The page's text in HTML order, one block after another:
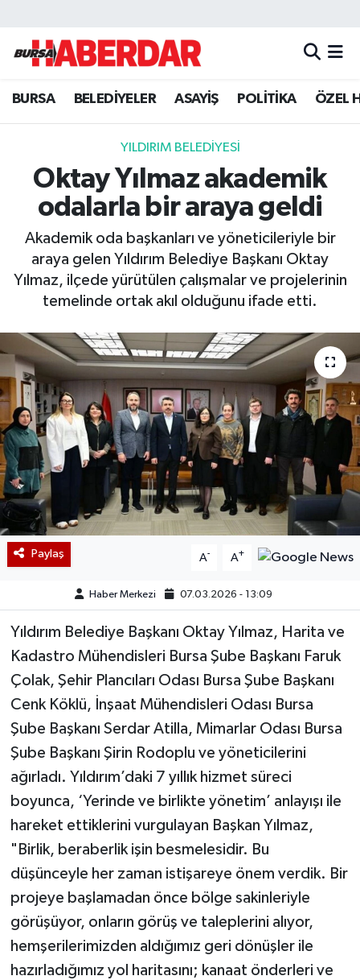
BURSA BELEDİYELER ASAYİŞ POLİTİKA ÖZEL
YILDIRIM BELEDİYESİ
Oktay Yılmaz akademik
odalarla bir araya geldi
Akademik oda başkanları ve yöneticileriyle bir
araya gelen Yıldırım Belediye Başkanı Oktay
Yılmaz, ilçede yürütülen çalışmalar ve projelerinin
temelinde ortak akıl olduğunu ifade etti.
Paylaş A- A+
Haber Merkezi 07.03.2026 - 13:09
Yıldırım Belediye Başkanı Oktay Yılmaz, Harita ve
Kadastro Mühendisleri Bursa Şube Başkanı Faruk
Çolak, Şehir Plancıları Odası Bursa Şube Başkanı
Cenk Köklü, İnşaat Mühendisleri Odası Bursa
Şube Başkanı Serdar Atilla, Mimarlar Odası Bursa
Şube Başkanı Şirin Rodoplu ve yöneticilerini
ağırladı. Yıldırım’daki 7 yıllık hizmet süreci
boyunca, ‘Yerinde ve birlikte yönetim’ anlayışı ile
hareket ettiklerini vurgulayan Başkan Yılmaz,
"Birlik, beraberlik işin besmelesidir. Bu
düşünceyle her zaman istişareye önem verdik. Bir
projeye başlamadan önce bölge sakinleriyle
görüşüyor, onların görüş ve taleplerini alıyor,
hemşerilerimizden aldığımız geri dönüşler ile
hazırladığımız yol haritasını; kanaat önderleri ve
Hava Durumu
Trafik Durumu
Süper Lig Puan Durumu ve Fikstür
Tüm Manşetler
Haber Arşivi